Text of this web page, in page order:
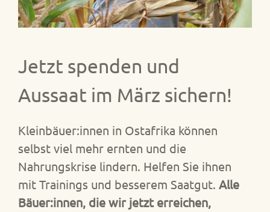
Jetzt spenden und
Aussaat im März sichern!
Kleinbäuer:innen in Ostafrika können
selbst viel mehr ernten und die
Nahrungskrise lindern. Helfen Sie ihnen
mit Trainings und besserem Saatgut. Alle
Bäuer:innen, die wir jetzt erreichen,